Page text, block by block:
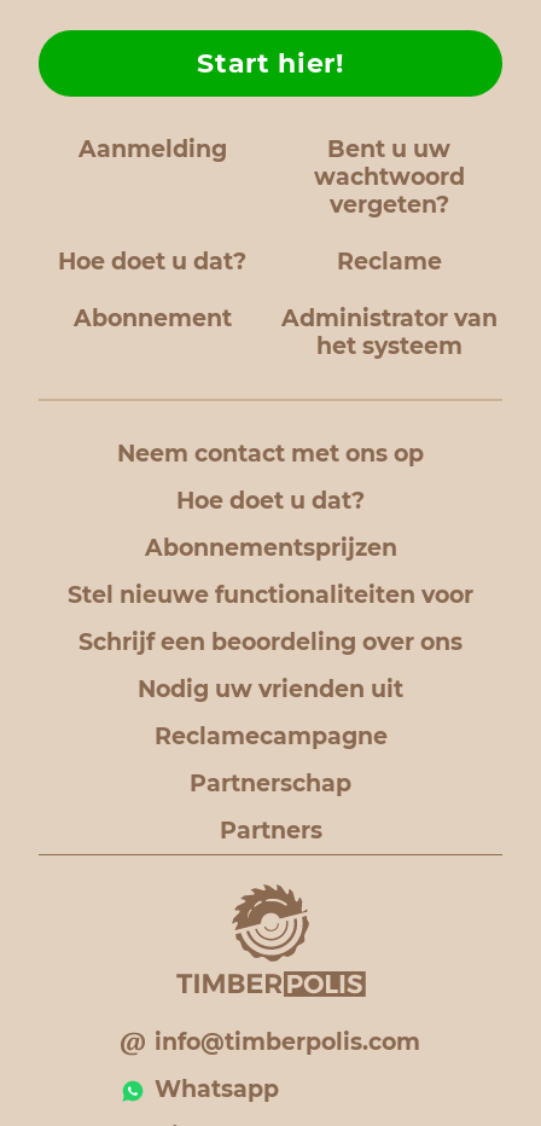
Aanmelding
Bent u uw
wachtwoord
vergeten?
Hoe doet u dat?
Start hier!
Reclame
Abonnement
Administrator van
het systeem
Neem contact met ons op
Hoe doet u dat?
Abonnementsprijzen
Stel nieuwe functionaliteiten voor
Schrijf een beoordeling over ons
Nodig uw vrienden uit
Reclamecampagne
Partnerschap
Partners
info@timberpolis.com
Whatsapp